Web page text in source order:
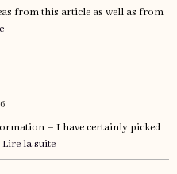
from this article as well as from
– I have certainly picked
Lire la suite